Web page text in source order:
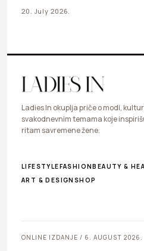
20. July 2026.
Ladies In okuplja priče o modi,
svakodnevnim temama koje
ritam savremene žene.
LIFESTYLEFASHIONBEAUTY &
ART & DESIGN SHOP
ONLINE IZDANJE / 6. AUGUST 2026.